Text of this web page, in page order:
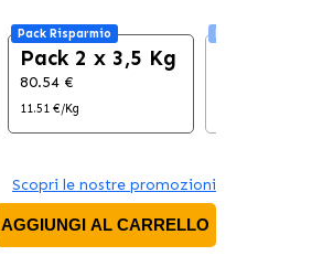
Pack Risparmio
Pack 2 x 3,5 Kg
80.54 €
11.51 €/Kg
Pack Risparmio
Scopri le nostre promozioni
AGGIUNGI AL CARRELLO